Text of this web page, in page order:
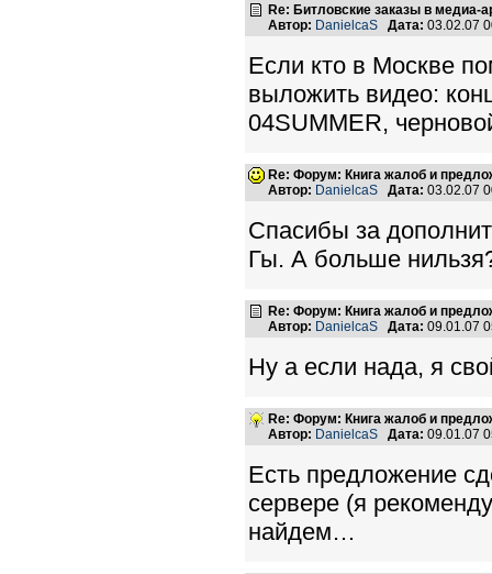
Re: Битловские заказы в медиа-
Автор: DanielcaS Дата: 03.02.07
Если кто в Москве
выложить видео:
04SUMMER,
Re: Форум: Книга жалоб и
Автор: DanielcaS Дата: 03.02.07
Спасибы за
Гы. А больше
Re: Форум: Книга жалоб и
Автор: DanielcaS Дата: 09.01.07
Ну а если нада, я
Re: Форум: Книга жалоб и
Автор: DanielcaS Дата: 09.01.07
Есть предложение
сервере (я
найдем…